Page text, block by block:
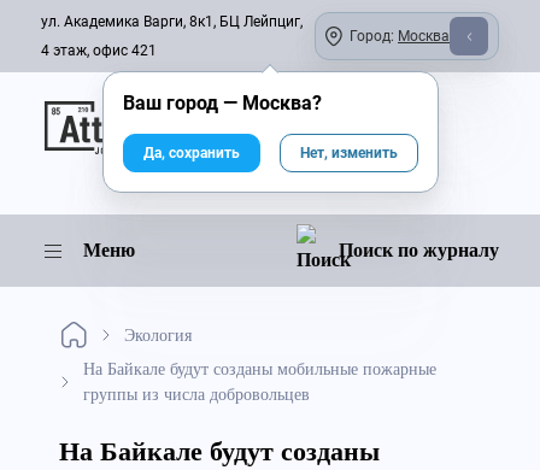
ул. Академика Варги, 8к1, БЦ Лейпциг,
4 этаж, офис 421
Город: Москва
Онлайн-журнал
Меню Поиск по журналу
Экология
На Байкале будут созданы мобильные пожарные
группы из числа добровольцев
На Байкале будут созданы
Ваш город — Москва?
Да, сохранить Нет, изменить